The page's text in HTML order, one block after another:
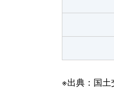
※出典：国土